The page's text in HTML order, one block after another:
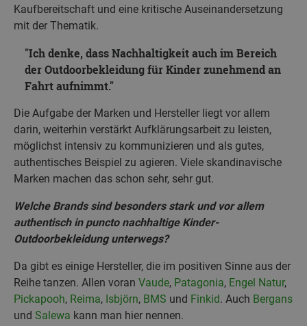
Kaufbereitschaft und eine kritische Auseinandersetzung
mit der Thematik.
Ich denke, dass Nachhaltigkeit auch im Bereich
der Outdoorbekleidung für Kinder zunehmend an
Fahrt aufnimmt.
Die Aufgabe der Marken und Hersteller liegt vor allem
darin, weiterhin verstärkt Aufklärungsarbeit zu leisten,
möglichst intensiv zu kommunizieren und als gutes,
authentisches Beispiel zu agieren. Viele skandinavische
Marken machen das schon sehr, sehr gut.
Welche Brands sind besonders stark und vor allem
authentisch in puncto nachhaltige Kinder-
Outdoorbekleidung unterwegs?
Da gibt es einige Hersteller, die im positiven Sinne aus der
Reihe tanzen. Allen voran Vaude, Patagonia, Engel Natur,
Pickapooh, Reima, Isbjörn, BMS und Finkid. Auch Bergans
und Salewa kann man hier nennen.